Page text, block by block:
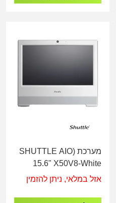
מערכת (SHUTTLE AIO
15.6" X50V8-White
(Barebone
אזל במלאי, ניתן להזמין